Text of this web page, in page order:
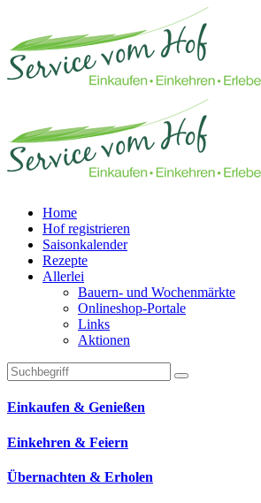
Home
Hof registrieren
Saisonkalender
Rezepte
Allerlei
Bauern- und Wochenmärkte
Onlineshop-Portale
Links
Aktionen
Technisches Feld: Suchfeld
Technisches Feld: Suchbutton
Suche absenden
Einkaufen & Genießen
Einkehren & Feiern
Übernachten & Erholen